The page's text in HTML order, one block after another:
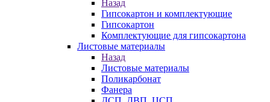
Назад
Гипсокартон и комплектующие
Гипсокартон
Комплектующие для гипсокартона
Листовые материалы
Назад
Листовые материалы
Поликарбонат
Фанера